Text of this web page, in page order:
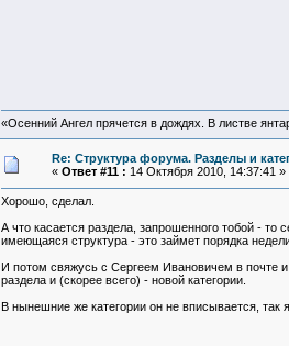
«Осенний Ангел прячется в дождях. В листве
Re: Структура форума. Разделы и
« Ответ #11 : 14 Октября 2010, 14:37:41 »
Хорошо, сделал.
А что касается раздела, запрошенного тобой -
имеющаяся структура - это займет порядка
И потом свяжусь с Сергеем Ивановичем в почте
раздела и (скорее всего) - новой категории.
В нынешние же категории он не вписывается, так